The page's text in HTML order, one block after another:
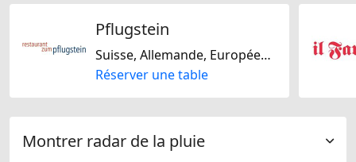
Pflugstein
Suisse, Allemande, Européene, Italienne, Régionale, Autrichienne, Méditarranéenne, Europe Centrale, Française, Sans noix, De saison, Sans lactose, Sans gluten
Réserver une table
Montrer radar de la pluie